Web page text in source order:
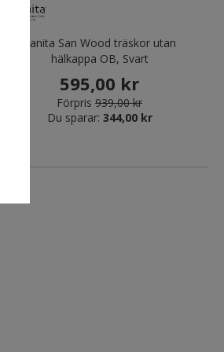
Sanita San Wood träskor utan
hälkappa OB, Svart
595,00 kr
Förpris 939,00 kr
Du sparar: 344,00 kr
Sanita San Duty skyddsträskor
utan hälkappa SB, Vit
1.345,00 kr